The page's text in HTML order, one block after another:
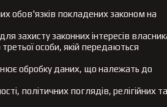
обов'язків покладених законом на
захисту законних інтересів
особи, якій передаються
обробку даних, що належать до
політичних поглядів, релігійних та